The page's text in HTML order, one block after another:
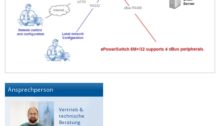
Ansprechperson
Vertrieb &
technische
Beratung